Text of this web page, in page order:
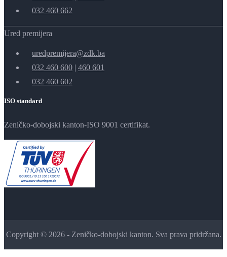
032 460 662
Ured premijera
uredpremijera@zdk.ba
032 460 600 | 460 601
032 460 602
ISO standard
Zeničko-dobojski kanton-ISO 9001 certifikat.
Copyright © 2026 - Zeničko-dobojski kanton. Sva prava pridržana.